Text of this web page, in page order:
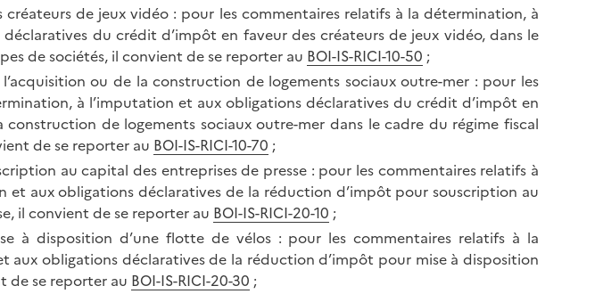
de jeux vidéo : pour les commentaires relatifs à la détermination, à
du crédit d’impôt en faveur des créateurs de jeux vidéo, dans le
de sociétés, il convient de se reporter au BOI-IS-RICI-10-50 ;
ou de la construction de logements sociaux outre-mer : pour les
à l’imputation et aux obligations déclaratives du crédit d’impôt en
construction de logements sociaux outre-mer dans le cadre du régime fiscal
de se reporter au BOI-IS-RICI-10-70 ;
au capital des entreprises de presse : pour les commentaires relatifs à
et aux obligations déclaratives de la réduction d’impôt pour souscription au
il convient de se reporter au BOI-IS-RICI-20-10 ;
à disposition d’une flotte de vélos : pour les commentaires relatifs à la
aux obligations déclaratives de la réduction d’impôt pour mise à disposition
de se reporter au BOI-IS-RICI-20-30 ;